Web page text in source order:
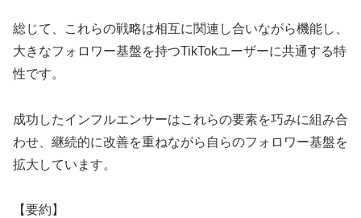
総じて、これらの戦略は相互に関連し合いながら機能し、
大きなフォロワー基盤を持つTikTokユーザーに共通する特
性です。
成功したインフルエンサーはこれらの要素を巧みに組み合
わせ、継続的に改善を重ねながら自らのフォロワー基盤を
拡大しています。
【要約】